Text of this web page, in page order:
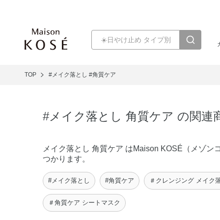
TOP #メイク落とし #角質ケア
#メイク落とし 角質ケア の関連
メイク落とし 角質ケア はMaison KOSÉ（メゾ
つかります。
#メイク落とし #角質ケア ＃クレンジング メイク
＃角質ケア シートマスク